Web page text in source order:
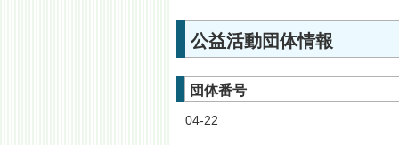
公益活動団体情報
団体番号
04-22